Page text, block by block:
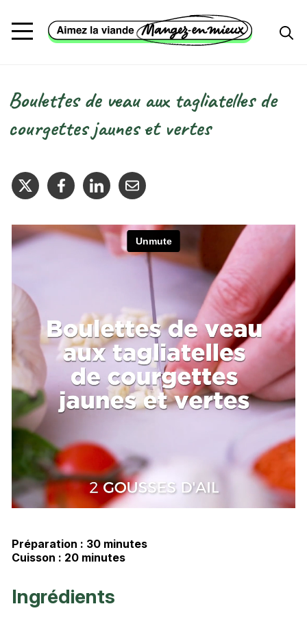
Fil d'Ariane
Boulettes de veau aux tagliatelles de
courgettes jaunes et vertes
Préparation : 30 minutes
Cuisson : 20 minutes
Ingrédients